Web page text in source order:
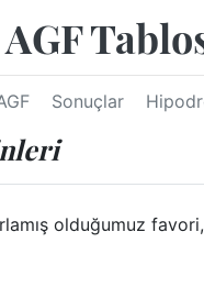
AGF
Sonuçlar
olduğumuz